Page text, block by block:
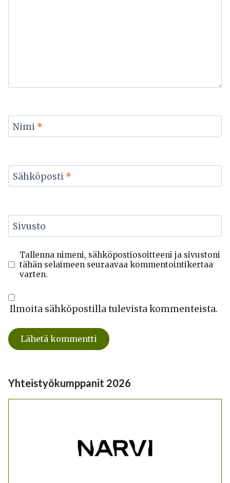
Nimi *
Sähköposti *
Sivusto
Tallenna nimeni, sähköpostiosoitteeni ja sivustoni
tähän selaimeen seuraavaa kommentointikertaa
varten.
Ilmoita sähköpostilla tulevista kommenteista.
Yhteistyökumppanit 2026